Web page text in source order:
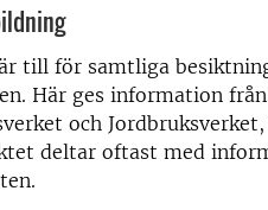
till för samtliga
Här ges information
och
deltar oftast med